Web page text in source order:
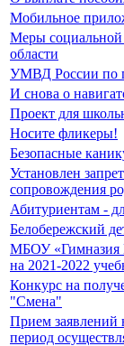
Мобильное
Меры социальной
области
УМВД России по
И снова о
Проект для
Носите фликеры!
Безопасные
Установлен
сопровождения
Абитуриентам -
Белобережский
МБОУ «Гимназия
на 2021-2022
Конкурс на
"Смена"
Прием заявлений
период